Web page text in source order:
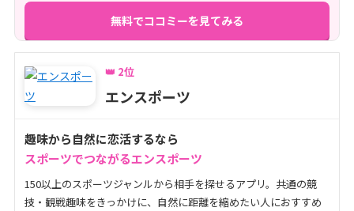
無料でココミーを見てみる
👑 2位
エンスポーツ
趣味から自然に恋活するなら
スポーツでつながるエンスポーツ
150以上のスポーツジャンルから相手を探せるアプリ。共通の競
技・観戦趣味をきっかけに、自然に距離を縮めたい人におすすめ